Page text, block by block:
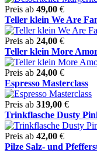
Preis ab 49,00 €
Teller klein We Are
Preis ab 24,00 €
Teller klein More
Preis ab 24,00 €
Espresso Masterclass
Preis ab 319,00 €
Trinkflasche Dusty
Preis ab 42,00 €
Pilze Salz- und